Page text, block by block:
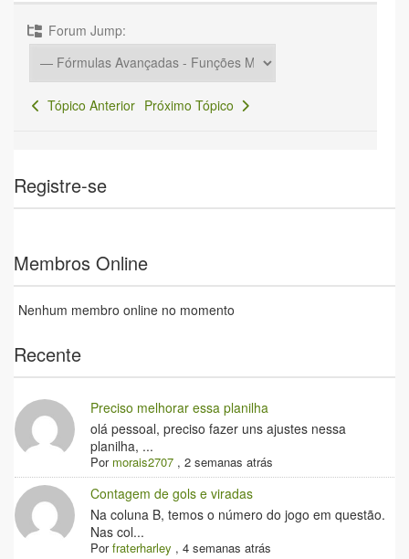
Forum Jump:
Tópico Anterior Próximo Tópico
Registre-se
Membros Online
Nenhum membro online no momento
Recente
Preciso melhorar essa planilha
olá pessoal, preciso fazer uns ajustes nessa
planilha, ...
Por morais2707 ,2 semanas atrás
Contagem de gols e viradas
Na coluna B, temos o número do jogo em questão.
Nas col...
Porfraterharley ,4 semanas atrás